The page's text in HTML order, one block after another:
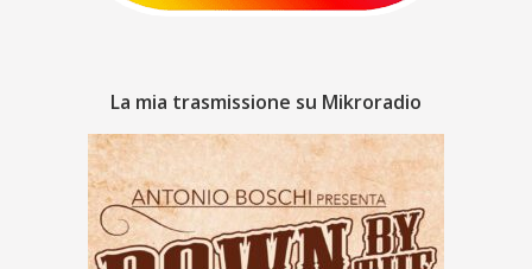
La mia trasmissione su Mikroradio